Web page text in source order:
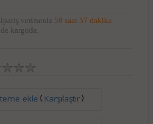
verirseniz 58 saat 56 dakika
kargoda.
ekle ( Karşılaştır)